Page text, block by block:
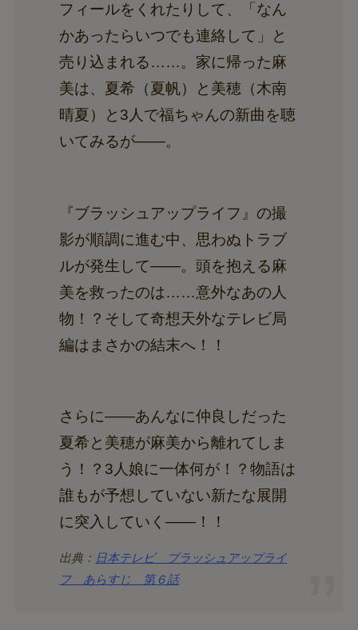
フィールをくれたりして、「なん
かあったらいつでも連絡して」と
売り込まれる……。家に帰った麻
美は、夏希（夏帆）と美穂（木南
晴夏）と3人で福ちゃんの新曲を聴
いてみるが――。
『ブラッシュアップライフ』の撮
影が順調に進む中、思わぬトラブ
ルが発生して――。頭を抱える麻
美を救ったのは……意外なあの人
物！？そして奇想天外なテレビ局
編はまさかの結末へ！！
さらに――あんなに仲良しだった
夏希と美穂が麻美から離れてしま
う！？3人娘に一体何が！？物語は
誰もが予想していない新たな展開
に突入していく――！！
出典： 日本テレビ ブラッシュアップライ
フ あらすじ 第６話